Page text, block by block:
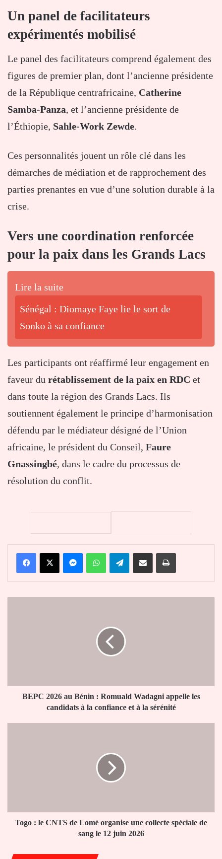
Un panel de facilitateurs
expérimentés mobilisé
Le panel des facilitateurs comprend également des
figures de premier plan, dont l’ancienne présidente
de la République centrafricaine, Catherine
Samba-Panza, et l’ancienne présidente de
l’Éthiopie, Sahle-Work Zewde.
Ces personnalités jouent un rôle clé dans les
démarches de médiation et de rapprochement des
parties prenantes en vue d’une solution durable à la
crise.
Vers une coordination renforcée
pour la paix dans les Grands Lacs
Lire la suite
Sénégal : Diomaye Faye lie le sort de
Sonko à sa confiance
Les participants ont réaffirmé leur engagement en
faveur du rétablissement de la paix en RDC et
dans toute la région des Grands Lacs. Ils
soutiennent également le principe d’harmonisation
défendu par le médiateur désigné de l’Union
africaine, le président du Conseil, Faure
Gnassingbé, dans le cadre du processus de
résolution du conflit.
FacebookX MessengerWhatsAppTelegramPartager par email Imprimer
les
candidatsBEPC 2026 au Bénin : Romuald Wadagni appelle les
candidats à la confiance et à la sérénité
collecte
spéciale
Togo : le CNTS de Lomé organise une collecte spéciale de
sang le 12 juin 2026